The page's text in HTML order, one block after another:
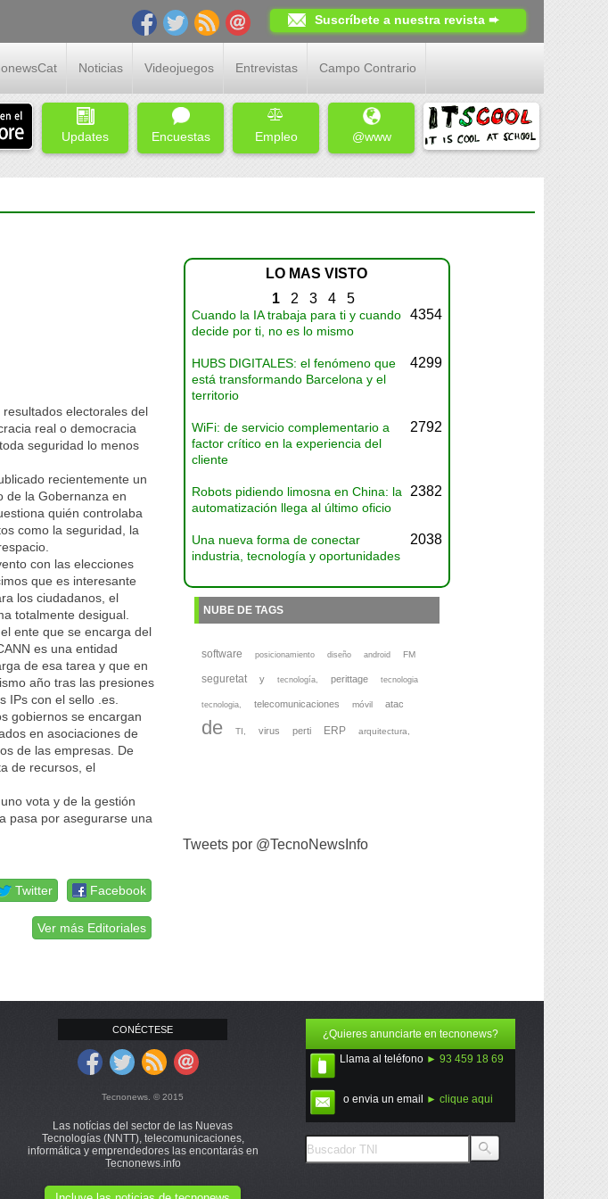
Suscríbete a nuestra revista ➨
Noticias Videojuegos Entrevistas Campo Contrario
Updates Encuestas Empleo @www
electorales del
real o democracia
seguridad lo menos
recientemente un
de la Gobernanza en
quién controlaba
como la seguridad, la
con las elecciones
que es interesante
los ciudadanos, el
totalmente desigual.
ente que se encarga del
es una entidad
de esa tarea y que en
año tras las presiones
IPs con el sello .es.
gobiernos se encargan
en asociaciones de
de las empresas. De
de recursos, el
vota y de la gestión
pasa por asegurarse una
Facebook
Twitter
Ver más Editoriales
LO MAS VISTO
1 2 3 4 5
Cuando la IA trabaja para ti y cuando
decide por ti, no es lo mismo
4354
HUBS DIGITALES: el fenómeno que
está transformando Barcelona y el
territorio
4299
WiFi: de servicio complementario a
factor crítico en la experiencia del
cliente
2792
Robots pidiendo limosna en China: la
automatización llega al último oficio
2382
Una nueva forma de conectar
industria, tecnología y oportunidades
2038
NUBE DE TAGS
software posicionamiento diseño android FM
seguretat y tecnología, perittage tecnologia
tecnologia, telecomunicaciones móvil atac
de TI, virus perti ERP arquitectura,
Tweets por @TecnoNewsInfo
CONÉCTESE
Tecnonews. © 2015
Las notícias del sector de las Nuevas
Tecnologías (NNTT), telecomunicaciones,
informática y emprendedores las encontarás en
Tecnonews.info
¿Quieres anunciarte en tecnonews?
Llama al teléfono ► 93 459 18 69
o envia un email ► clique aqui